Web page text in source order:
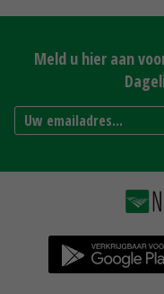
Meld u hier aan